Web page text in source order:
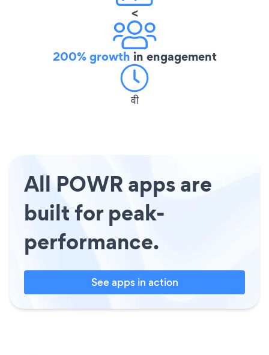
<
200% growth in engagement
वी
All POWR apps are
built for peak-
performance.
See apps in action